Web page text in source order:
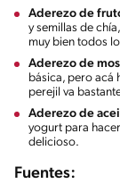
Aderezo de
y semillas de
muy bien todos
Aderezo de
básica, pero acá
perejil va
Aderezo de
yogurt para
delicioso.
Fuentes: